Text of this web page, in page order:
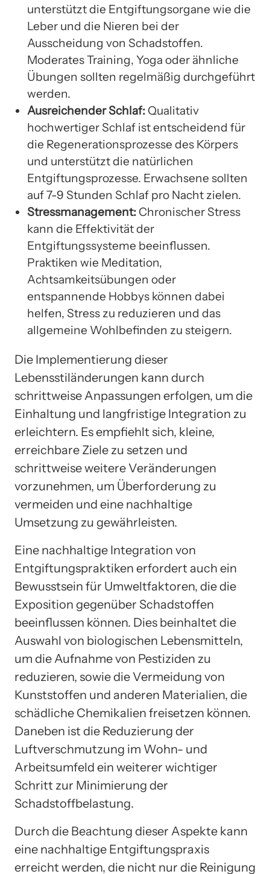
unterstützt die Entgiftungsorgane wie die
Leber und die Nieren bei der
Ausscheidung von Schadstoffen.
Moderates Training, Yoga oder ähnliche
Übungen sollten regelmäßig durchgeführt
werden.
Ausreichender Schlaf: Qualitativ
hochwertiger Schlaf ist entscheidend für
die Regenerationsprozesse des Körpers
und unterstützt die natürlichen
Entgiftungsprozesse. Erwachsene sollten
auf 7-9 Stunden Schlaf pro Nacht zielen.
Stressmanagement: Chronischer Stress
kann die Effektivität der
Entgiftungssysteme beeinflussen.
Praktiken wie Meditation,
Achtsamkeitsübungen oder
entspannende Hobbys können dabei
helfen, Stress zu reduzieren und das
allgemeine Wohlbefinden zu steigern.
Die Implementierung dieser
Lebensstiländerungen kann durch
schrittweise Anpassungen erfolgen, um die
Einhaltung und langfristige Integration zu
erleichtern. Es empfiehlt sich, kleine,
erreichbare Ziele zu setzen und
schrittweise weitere Veränderungen
vorzunehmen, um Überforderung zu
vermeiden und eine nachhaltige
Umsetzung zu gewährleisten.
Eine nachhaltige Integration von
Entgiftungspraktiken erfordert auch ein
Bewusstsein für Umweltfaktoren, die die
Exposition gegenüber Schadstoffen
beeinflussen können. Dies beinhaltet die
Auswahl von biologischen Lebensmitteln,
um die Aufnahme von Pestiziden zu
reduzieren, sowie die Vermeidung von
Kunststoffen und anderen Materialien, die
schädliche Chemikalien freisetzen können.
Daneben ist die Reduzierung der
Luftverschmutzung im Wohn- und
Arbeitsumfeld ein weiterer wichtiger
Schritt zur Minimierung der
Schadstoffbelastung.
Durch die Beachtung dieser Aspekte kann
eine nachhaltige Entgiftungspraxis
erreicht werden, die nicht nur die Reinigung